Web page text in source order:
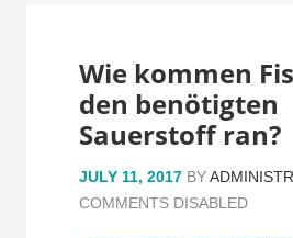
Wie kommen
den benötigten
Sauerstoff ran?
JULY 11, 2017 BY
COMMENTS DISABLED